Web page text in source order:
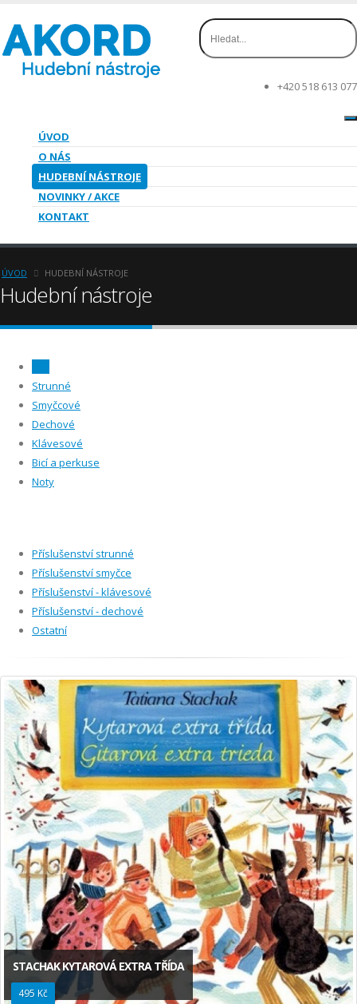
+420 518 613 077
ÚVOD
O NÁS
HUDEBNÍ NÁSTROJE
NOVINKY / AKCE
KONTAKT
ÚVOD HUDEBNÍ NÁSTROJE
Hudební nástroje
Strunné
Smyčcové
Dechové
Klávesové
Bicí a perkuse
Noty
Příslušenství strunné
Příslušenství smyčce
Příslušenství - klávesové
Příslušenství - dechové
Ostatní
STACHAK KYTAROVÁ EXTRA TŘÍDA
495 Kč